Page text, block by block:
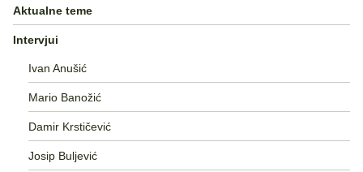
Aktualne teme
Intervjui
Ivan Anušić
Mario Banožić
Damir Krstičević
Josip Buljević